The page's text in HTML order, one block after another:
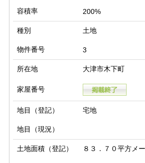
容積率 200%
種別 土地
物件番号 3
所在地 大津市木下町
家屋番号
地目（登記） 宅地
地目（現況）
土地面積（登記） ８３．７０平方メ